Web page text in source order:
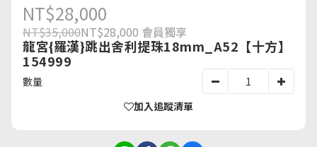
NT$28,000
NT$35,000NT$28,000 會員獨享
龍宮{羅漢}跳出舍利提珠18mm_A52【十方】
154999
數量
加入追蹤清單